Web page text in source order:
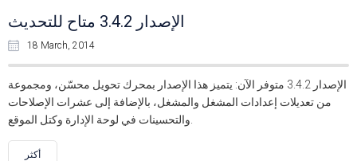
الإصدار 3.4.2 متاح للتحديث
18 March, 2014
الإصدار 3.4.2 متوفر الآن: يتميز هذا الإصدار بمحرك تحويل محسّن، ومجموعة
من تعديلات إعدادات المشغل والمشغل، بالإضافة إلى عشرات الإصلاحات
أكثر